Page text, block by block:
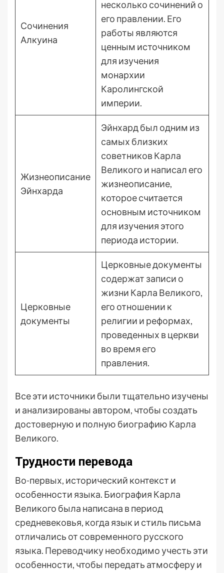
Сочинения
Алкуина
несколько сочинений о
его правлении. Его
работы являются
ценным источником
для изучения
монархии
Каролингской
империи.
Жизнеописание
Эйнхарда
Эйнхард был одним из
самых близких
советников Карла
Великого и написал его
жизнеописание,
которое считается
основным источником
для изучения этого
периода истории.
Церковные
документы
Церковные документы
содержат записи о
жизни Карла Великого,
его отношении к
религии и реформах,
проведенных в церкви
во время его
правления.
Все эти источники были тщательно изучены
и анализированы автором, чтобы создать
достоверную и полную биографию Карла
Великого.
Трудности перевода
Во-первых, исторический контекст и
особенности языка. Биография Карла
Великого была написана в период
средневековья, когда язык и стиль письма
отличались от современного русского
языка. Переводчику необходимо учесть эти
особенности, чтобы передать атмосферу и